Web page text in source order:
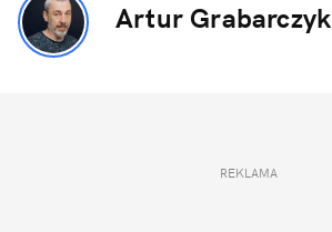
Artur Grabarczyk
REKLAMA